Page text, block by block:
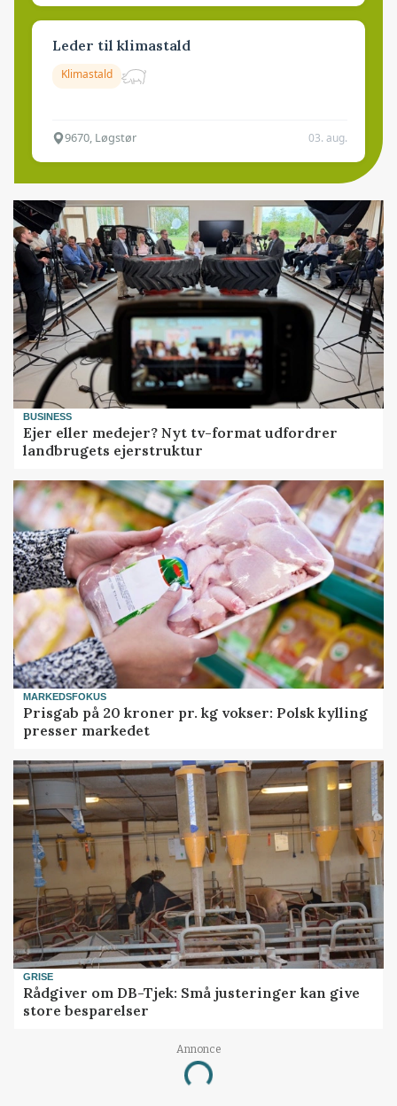
Leder til klimastald
Klimastald
9670, Løgstør 03. aug.
BUSINESS
Ejer eller medejer? Nyt tv-format udfordrer
landbrugets ejerstruktur
MARKEDSFOKUS
Prisgab på 20 kroner pr. kg vokser: Polsk kylling
presser markedet
GRISE
Rådgiver om DB-Tjek: Små justeringer kan give
store besparelser
Annonce
Loading...